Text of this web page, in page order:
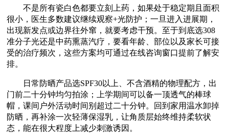
不是所有瓷白色都要立刻上药，如果处于稳定期且面积
很小，医生多数建议继续观察+光防护；一旦进入进展期，
出现新发点或边界往外窜，就要考虑干预。至于到底选308
准分子光还是中药熏蒸汽疗，要看年龄、部位以及家长可接
受的治疗频次，这些方案均可通过在线咨询窗口提前了解安
排。
日常防晒产品选SPF30以上、不含酒精的物理配方，出
门前二十分钟均匀拍涂；上学期间可以备一顶透气的棒球
帽，课间户外活动时间别超过二十分钟。回到家用温水卸掉
防晒，再补涂一次轻薄保湿乳，让角质层始终维持柔软状
态，能在很大程度上减少刺激诱因。